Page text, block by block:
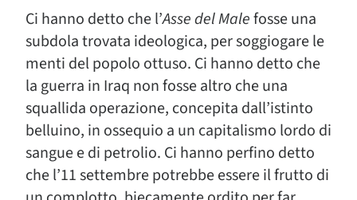
Ci hanno detto che l’Asse del Malefosse una
subdola trovata ideologica, per soggiogare le
menti del popolo ottuso. Ci hanno detto che
la guerra in Iraq non fosse altro che una
squallida operazione, concepita dall’istinto
belluino, in ossequio a un capitalismo lordo di
sangue e di petrolio. Ci hanno perfino detto
che l’11 settembre potrebbe essere il frutto di